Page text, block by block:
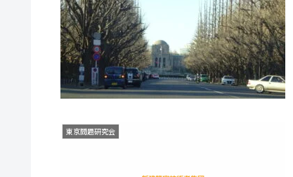
東京問題研究会